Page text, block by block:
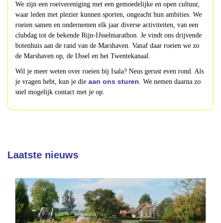
We zijn een roeivereniging met een gemoedelijke en open cultuur,
waar leden met plezier kunnen sporten, ongeacht hun ambities. We
roeien samen en ondernemen elk jaar diverse activiteiten, van een
clubdag tot de bekende Rijn-IJsselmarathon. Je vindt ons drijvende
botenhuis aan de rand van de Marshaven. Vanaf daar roeien we zo
de Marshaven op, de IJssel en het Twentekanaal.
Wil je meer weten over roeien bij Isala? Neus gerust even rond. Als
je vragen hebt, kun je die aan ons sturen. We nemen daarna zo
snel mogelijk contact met je op.
Laatste nieuws